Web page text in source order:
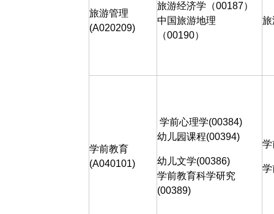
旅游管理
(A020209)
旅游经济学（00187）
中国旅游地理
（00190）
旅
学前教育
(A040101)
学前心理学(00384)
幼儿园课程(00394)
幼儿文学(00386)
学前教育科学研究
(00389)
学
学